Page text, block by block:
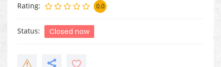
Rating 0.0
Status Closed now